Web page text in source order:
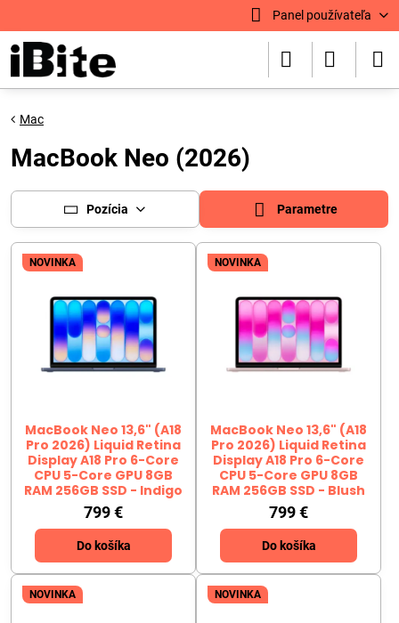
Panel používateľa
Mac
MacBook Neo (2026)
Pozícia Parametre
NOVINKA
MacBook Neo 13,6" (A18
Pro 2026) Liquid Retina
Display A18 Pro 6-Core
CPU 5-Core GPU 8GB
RAM 256GB SSD - Indigo
799 €
Do košíka
NOVINKA
MacBook Neo 13,6" (A18
Pro 2026) Liquid Retina
Display A18 Pro 6-Core
CPU 5-Core GPU 8GB
RAM 256GB SSD - Blush
799 €
Do košíka
NOVINKA NOVINKA